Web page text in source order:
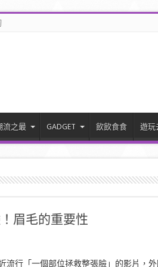
流之最 GADGET 飲飲食食 遊玩
眉毛的重要性
流行「一個部位拯救整張臉」的影片，